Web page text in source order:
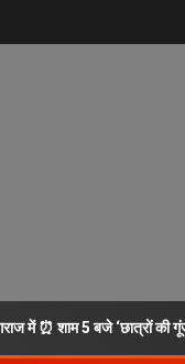
में ⏰ शाम 5 बजे ‘छात्रों की